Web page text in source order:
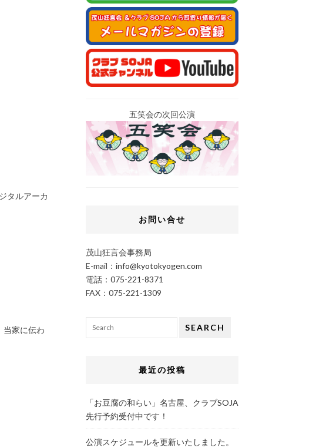
タルアーカ
当家に伝わ
五笑会の次回公演
お問い合せ
茂山狂言会事務局
E-mail： info@kyotokyogen.com
電話： 075-221-8371
FAX：075-221-1309
SEARCH
最近の投稿
「お豆腐の和らい」名古屋、クラブSOJA
先行予約受付中です！
公演スケジュールを更新いたしました。